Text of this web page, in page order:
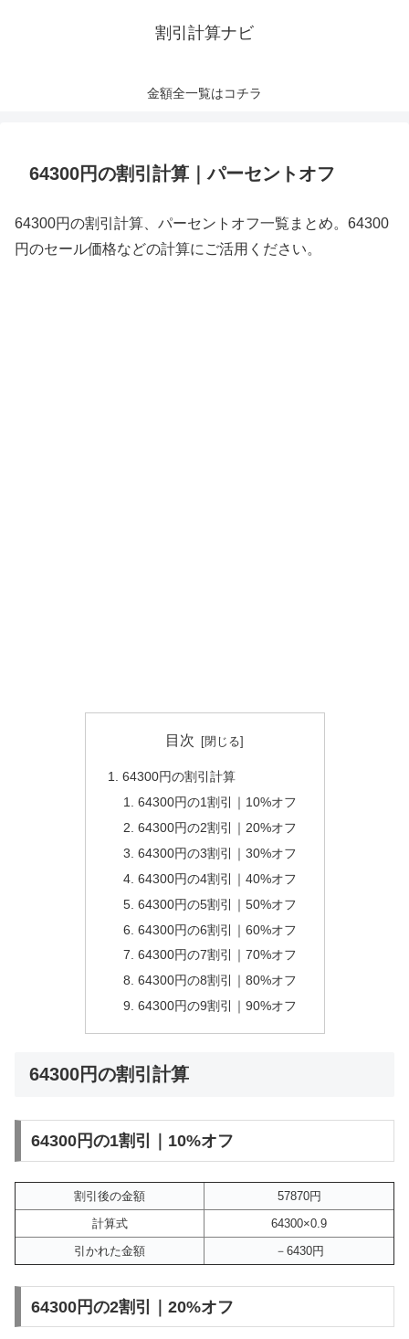
割引計算ナビ
金額全一覧はコチラ
64300円の割引計算｜パーセントオフ
64300円の割引計算、パーセントオフ一覧まとめ。64300
円のセール価格などの計算にご活用ください。
目次
64300円の割引計算
64300円の1割引｜10%オフ
64300円の2割引｜20%オフ
64300円の3割引｜30%オフ
64300円の4割引｜40%オフ
64300円の5割引｜50%オフ
64300円の6割引｜60%オフ
64300円の7割引｜70%オフ
64300円の8割引｜80%オフ
64300円の9割引｜90%オフ
64300円の割引計算
64300円の1割引｜10%オフ
割引後の金額
57870円
計算式
64300×0.9
引かれた金額
－6430円
64300円の2割引｜20%オフ